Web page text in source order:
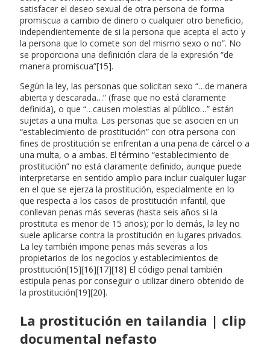
satisfacer el deseo sexual de otra persona de forma
promiscua a cambio de dinero o cualquier otro beneficio,
independientemente de si la persona que acepta el acto y
la persona que lo comete son del mismo sexo o no”. No
se proporciona una definición clara de la expresión “de
manera promiscua”[15].
Según la ley, las personas que solicitan sexo “…de manera
abierta y descarada…” (frase que no está claramente
definida), o que “…causen molestias al público…” están
sujetas a una multa. Las personas que se asocien en un
“establecimiento de prostitución” con otra persona con
fines de prostitución se enfrentan a una pena de cárcel o a
una multa, o a ambas. El término “establecimiento de
prostitución” no está claramente definido, aunque puede
interpretarse en sentido amplio para incluir cualquier lugar
en el que se ejerza la prostitución, especialmente en lo
que respecta a los casos de prostitución infantil, que
conllevan penas más severas (hasta seis años si la
prostituta es menor de 15 años); por lo demás, la ley no
suele aplicarse contra la prostitución en lugares privados.
La ley también impone penas más severas a los
propietarios de los negocios y establecimientos de
prostitución[15][16][17][18] El código penal también
estipula penas por conseguir o utilizar dinero obtenido de
la prostitución[19][20].
La prostitución en tailandia | clip
documental nefasto